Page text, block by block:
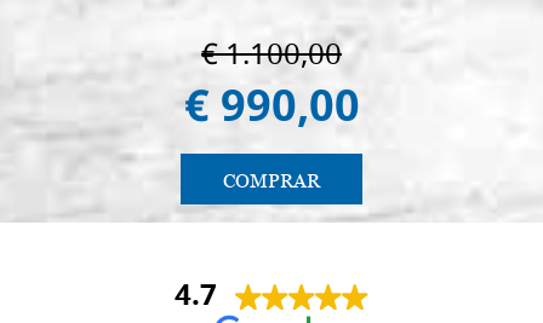
€ 1.100,00
€ 990,00
COMPRAR
4.7